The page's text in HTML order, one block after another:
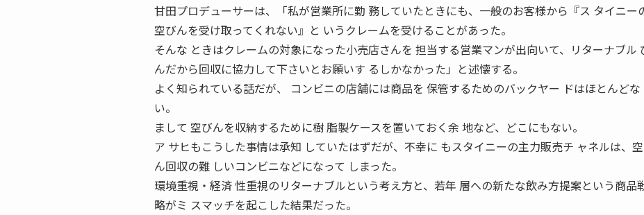
甘田プロデューサーは、「私が営業所に勤 務していたときにも、一般のお客様から『ス タイニー
空びんを受け取ってくれない』と いうクレームを受けることがあった。
そんな ときはクレームの対象になった小売店さんを 担当する営業マンが出向いて、リターナブル
んだから回収に協力して下さいとお願いす るしかなかった」と述懐する。
よく知られている話だが、 コンビニの店舗には商品を 保管するためのバックヤー ドはほとんどな
い。
まして 空びんを収納するために樹 脂製ケースを置いておく余 地など、どこにもない。
ア サヒもこうした事情は承知 していたはずだが、不幸に もスタイニーの主力販売チ ャネルは、
ん回収の難 しいコンビニなどになって しまった。
環境重視・経済 性重視のリターナブルという考え方と、若年 層への新たな飲み方提案という商品
略がミ スマッチを起こした結果だった。